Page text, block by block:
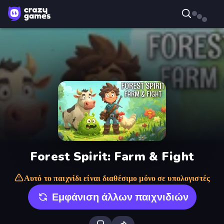
Forest Spirit: Farm & Fight
Αυτό το παιχνίδι είναι διαθέσιμο μόνο σε υπολογιστές
Εμφάνιση άλλων παιχνιδιών